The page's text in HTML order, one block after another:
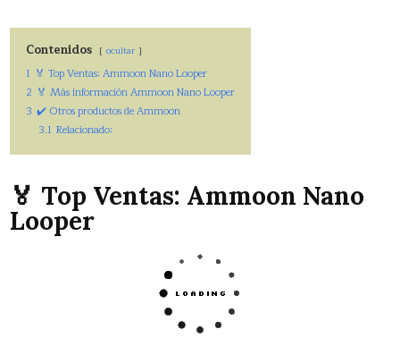
Contenidos ocultar
1 🏅 Top Ventas: Ammoon Nano Looper
2 🏅 Más información Ammoon Nano Looper
3 ✔️ Otros productos de Ammoon
3.1 Relacionado:
🏅 Top Ventas: Ammoon Nano
Looper